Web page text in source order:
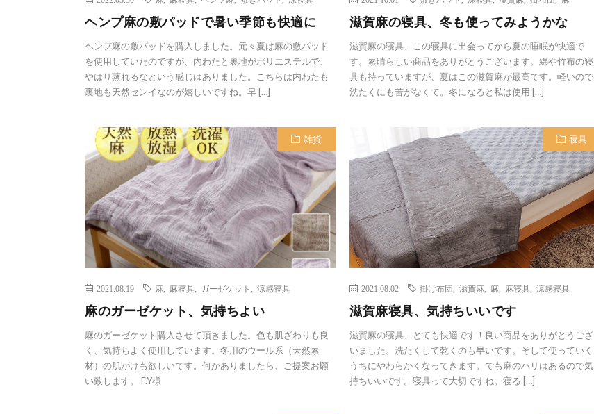
ヘンプ麻の敷パッドで暑い季節も快適に
ヘンプ麻の敷パッドを購入しました。元々夏は麻の敷パッド
を使用していたのですが、内わたと裏地がポリエステルで、
やはり蒸れるなという感じはありました。こちらは内わたも
裏地も天然センイなのが嬉しいですね。早 […]
滋賀麻の寝具、冬も使ってみようかな
滋賀麻の寝具、この寝具に出会ってから夏の睡眠が快適で
す。素晴らしい商品をありがとうございます。綿や竹布の寝
具も持っていますが、夏はこの滋賀麻が最高です。軽いので
洗たくにも苦がなくて。冬になると私は使用 […]
雑貨
2021.08.19 麻 麻寝具 ガーゼケット 涼感寝具
麻のガーゼケット、気持ちよい
麻のガーゼケット購入させて頂きました。色も肌ざわりも良
く、気持ちよく使用しています。冬用のウール系（天然素
材）の肌がけも欲しいです。何かありましたら、ご提案お願
い致します。 F.Y様
寝具
2021.08.02 掛け布団 ,滋賀麻 麻 麻寝具 ,涼感寝具
滋賀麻寝具、気持ちいいです
滋賀麻の寝具、とても快適です！良い商品をありがとうござ
いました。洗たくして乾くのも早いです。そして使っていく
うちにやわらかくなってきます。でも麻のハリはあるので気
持ちいいです。寝具って大切ですね。寝る […]